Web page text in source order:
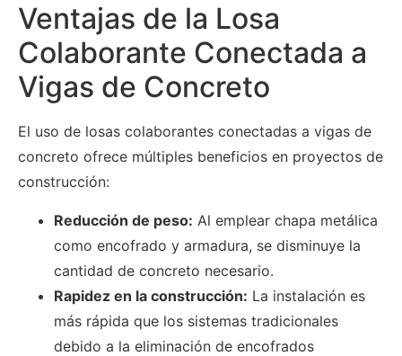
Ventajas de la Losa
Colaborante Conectada a
Vigas de Concreto
El uso de losas colaborantes conectadas a vigas de
concreto ofrece múltiples beneficios en proyectos de
construcción:
Reducción de peso: Al emplear chapa metálica
como encofrado y armadura, se disminuye la
cantidad de concreto necesario.
Rapidez en la construcción: La instalación es
más rápida que los sistemas tradicionales
debido a la eliminación de encofrados